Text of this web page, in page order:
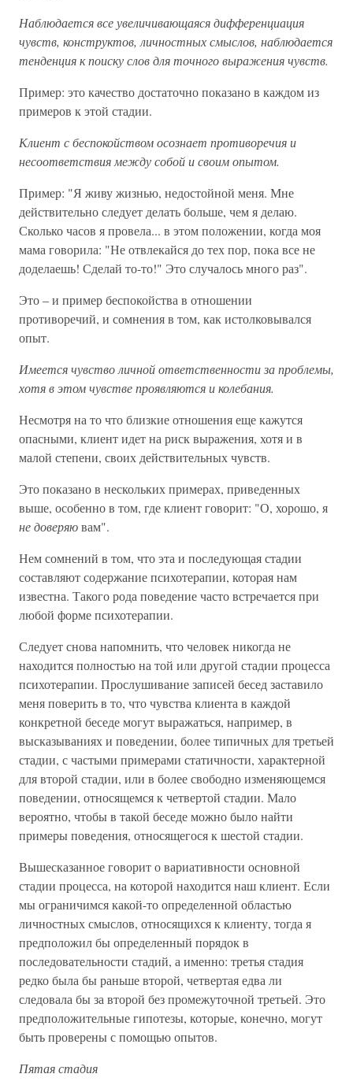
Наблюдается все увеличивающаяся дифференциация
чувств, конструктов, личностных смыслов, наблюдается
тенденция к поиску слов для точного выражения чувств.
Пример: это качество достаточно показано в каждом из
примеров к этой стадии.
Клиент с беспокойством осознает противоречия и
несоответствия между собой и своим опытом.
Пример: "Я живу жизнью, недостойной меня. Мне
действительно следует делать больше, чем я делаю.
Сколько часов я провела... в этом положении, когда моя
мама говорила: "Не отвлекайся до тех пор, пока все не
доделаешь! Сделай то-то!" Это случалось много раз".
Это – и пример беспокойства в отношении
противоречий, и сомнения в том, как истолковывался
опыт.
Имеется чувство личной ответственности за проблемы,
хотя в этом чувстве проявляются и колебания.
Несмотря на то что близкие отношения еще кажутся
опасными, клиент идет на риск выражения, хотя и в
малой степени, своих действительных чувств.
Это показано в нескольких примерах, приведенных
выше, особенно в том, где клиент говорит: "О, хорошо, я
не доверяювам".
Нем сомнений в том, что эта и последующая стадии
составляют содержание психотерапии, которая нам
известна. Такого рода поведение часто встречается при
любой форме психотерапии.
Следует снова напомнить, что человек никогда не
находится полностью на той или другой стадии процесса
психотерапии. Прослушивание записей бесед заставило
меня поверить в то, что чувства клиента в каждой
конкретной беседе могут выражаться, например, в
высказываниях и поведении, более типичных для третьей
стадии, с частыми примерами статичности, характерной
для второй стадии, или в более свободно изменяющемся
поведении, относящемся к четвертой стадии. Мало
вероятно, чтобы в такой беседе можно было найти
примеры поведения, относящегося к шестой стадии.
Вышесказанное говорит о вариативности основной
стадии процесса, на которой находится наш клиент. Если
мы ограничимся какой-то определенной областью
личностных смыслов, относящихся к клиенту, тогда я
предположил бы определенный порядок в
последовательности стадий, а именно: третья стадия
редко была бы раньше второй, четвертая едва ли
следовала бы за второй без промежуточной третьей. Это
предположительные гипотезы, которые, конечно, могут
быть проверены с помощью опытов.
Пятая стадия